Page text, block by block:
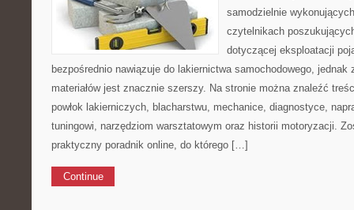
samodzielnie
czytelnikach
dotyczącej eksploatacji
bezpośrednio nawiązuje do lakiernictwa samochodowego, jednak
materiałów jest znacznie szerszy. Na stronie można znaleźć
powłok lakierniczych, blacharstwu, mechanice, diagnostyce,
tuningowi, narzędziom warsztatowym oraz historii motoryzacji.
praktyczny poradnik online, do którego […]
Continue